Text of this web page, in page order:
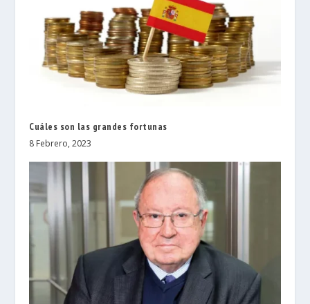
Cuáles son las grandes fortunas
8 Febrero, 2023